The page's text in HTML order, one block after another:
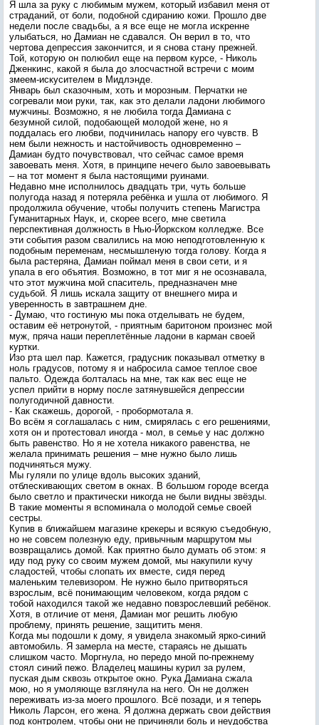
Я шла за руку с любимым мужем, который избавил меня от
страданий, от боли, подобной сдиранию кожи. Прошло две
недели после свадьбы, а я все еще не могла искренне
улыбаться, но Дамиан не сдавался. Он верил в то, что
чертова депрессия закончится, и я снова стану прежней.
Той, которую он полюбил еще на первом курсе, - Николь
Дженкинс, какой я была до злосчастной встречи с моим
змеем-искусителем в Мидлэнде.
Январь был сказочным, хоть и морозным. Перчатки не
согревали мои руки, так, как это делали ладони любимого
мужчины. Возможно, я не любила тогда Дамиана с
безумной силой, подобающей молодой жене, но я
поддалась его любви, подчинилась напору его чувств. В
нем были нежность и настойчивость одновременно –
Дамиан будто почувствовал, что сейчас самое время
завоевать меня. Хотя, в принципе нечего было завоевывать
– на тот момент я была настоящими руинами.
Недавно мне исполнилось двадцать три, чуть больше
полугода назад я потеряла ребёнка и ушла от любимого. Я
продолжила обучение, чтобы получить степень Магистра
Гуманитарных Наук, и, скорее всего, мне светила
перспективная должность в Нью-Йоркском колледже. Все
эти события разом свалились на мою неподготовленную к
подобным переменам, несмышленую тогда голову. Когда я
была растеряна, Дамиан поймал меня в свои сети, и я
упала в его объятия. Возможно, в тот миг я не осознавала,
что этот мужчина мой спаситель, предназначен мне
судьбой. Я лишь искала защиту от внешнего мира и
уверенность в завтрашнем дне.
- Думаю, что гостиную мы пока отделывать не будем,
оставим её нетронутой, - приятным баритоном произнес мой
муж, пряча наши переплетённые ладони в карман своей
куртки.
Изо рта шел пар. Кажется, градусник показывал отметку в
ноль градусов, потому я и набросила самое теплое свое
пальто. Одежда болталась на мне, так как вес еще не
успел прийти в норму после затянувшейся депрессии
полугодичной давности.
- Как скажешь, дорогой, - пробормотала я.
Во всём я соглашалась с ним, смирялась с его решениями,
хотя он и протестовал иногда - мол, в семье у нас должно
быть равенство. Но я не хотела никакого равенства, не
желала принимать решения – мне нужно было лишь
подчиняться мужу.
Мы гуляли по улице вдоль высоких зданий,
отблескивающих светом в окнах. В большом городе всегда
было светло и практически никогда не были видны звёзды.
В такие моменты я вспоминала о молодой семье своей
сестры.
Купив в ближайшем магазине крекеры и всякую съедобную,
но не совсем полезную еду, привычным маршрутом мы
возвращались домой. Как приятно было думать об этом: я
иду под руку со своим мужем домой, мы накупили кучу
сладостей, чтобы слопать их вместе, сидя перед
маленьким телевизором. Не нужно было притворяться
взрослым, всё понимающим человеком, когда рядом с
тобой находился такой же недавно повзрослевший ребёнок.
Хотя, в отличие от меня, Дамиан мог решить любую
проблему, принять решение, защитить меня.
Когда мы подошли к дому, я увидела знакомый ярко-синий
автомобиль. Я замерла на месте, стараясь не дышать
слишком часто. Моргнула, но передо мной по-прежнему
стоял синий пежо. Владелец машины курил за рулем,
пуская дым сквозь открытое окно. Рука Дамиана сжала
мою, но я умоляюще взглянула на него. Он не должен
переживать из-за моего прошлого. Всё позади, и я теперь
Николь Ларсон, его жена. Я должна держать свои действия
под контролем, чтобы они не причиняли боль и неудобства